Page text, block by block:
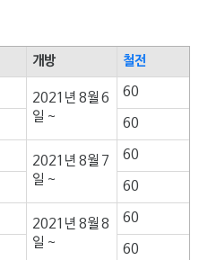
개방 철전
2021년 8월 6
일 ~
60
60
2021년 8월 7
일 ~
60
60
2021년 8월 8
일 ~
60
60